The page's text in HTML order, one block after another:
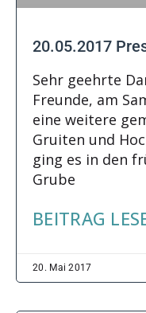
20.05.2017
Sehr geehrte
Freunde, am
eine weitere
Gruiten und
ging es in den
Grube
BEITRAG
20. Mai 2017